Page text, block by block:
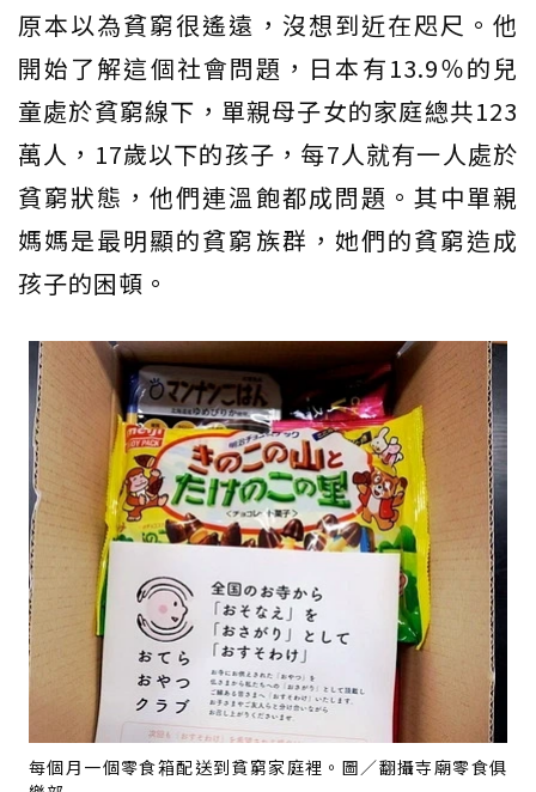
原本以為貧窮很遙遠，沒想到近在咫尺。他
開始了解這個社會問題，日本有13.9％的兒
童處於貧窮線下，單親母子女的家庭總共123
萬人，17歲以下的孩子，每7人就有一人處於
貧窮狀態，他們連溫飽都成問題。其中單親
媽媽是最明顯的貧窮族群，她們的貧窮造成
孩子的困頓。
每個月一個零食箱配送到貧窮家庭裡。圖／翻攝寺廟零食俱